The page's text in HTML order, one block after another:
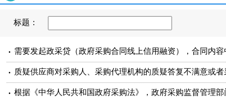
标题：